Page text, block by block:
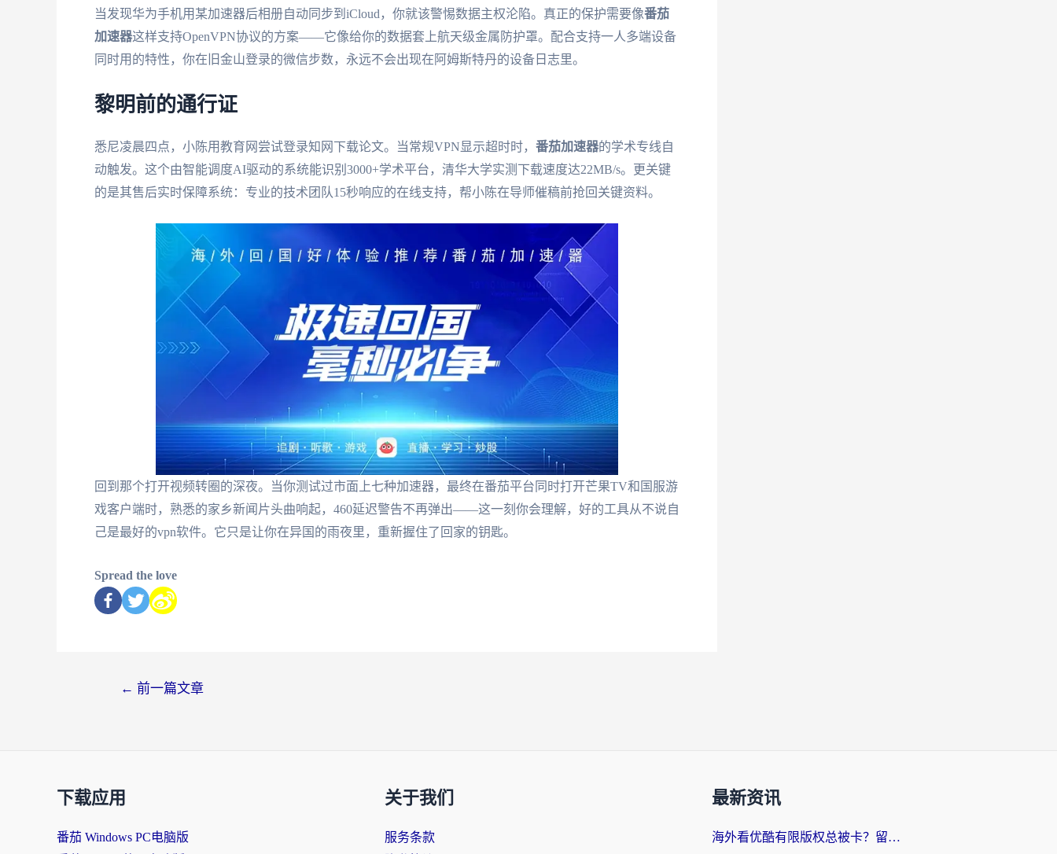
当发现华为手机用某加速器后相册自动同步到iCloud，你就该警惕数据主权沦陷。真正的保护需要像番茄
加速器这样支持OpenVPN协议的方案——它像给你的数据套上航天级金属防护罩。配合支持一人多端设备
同时用的特性，你在旧金山登录的微信步数，永远不会出现在阿姆斯特丹的设备日志里。
黎明前的通行证
悉尼凌晨四点，小陈用教育网尝试登录知网下载论文。当常规VPN显示超时时， 番茄加速器的学术专线自
动触发。这个由智能调度AI驱动的系统能识别3000+学术平台，清华大学实测下载速度达22MB/s。更关键
的是其售后实时保障系统：专业的技术团队15秒响应的在线支持，帮小陈在导师催稿前抢回关键资料。
回到那个打开视频转圈的深夜。当你测试过市面上七种加速器，最终在番茄平台同时打开芒果TV和国服游
戏客户端时，熟悉的家乡新闻片头曲响起，460延迟警告不再弹出——这一刻你会理解，好的工具从不说自
己是最好的vpn软件。它只是让你在异国的雨夜里，重新握住了回家的钥匙。
Spread the love
← 前一篇文章
下载应用
番茄 Windows PC电脑版
关于我们
服务条款
最新资讯
海外看优酷有限版权总被卡？留学生亲测有效的回国加速器选择指南